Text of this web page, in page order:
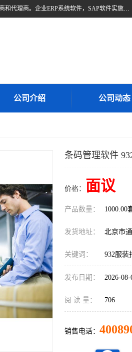
北京奥维奥，是全球企业管理解决方案的提供商SAP(思爱普)亚太区授权服务商领军者，SAP金牌服务商和代理商。企业ERP系统软件，SAP软件实施，17年来服务客户1500多家。提供SAP Business One，SAP Business ByDesign，SAP S/4HANA Cloud，SAP Analytics Cloud （分析云）等产品与解决方案。咨询专线：400-890-8880
公司介绍 公司动态
条码管理软件
价格： 面议
产品数量： 1000.00
发货地址： 北京市
关键词： 932服装
发布日期： 2026-08-
阅 读 量： 706
销售电话：